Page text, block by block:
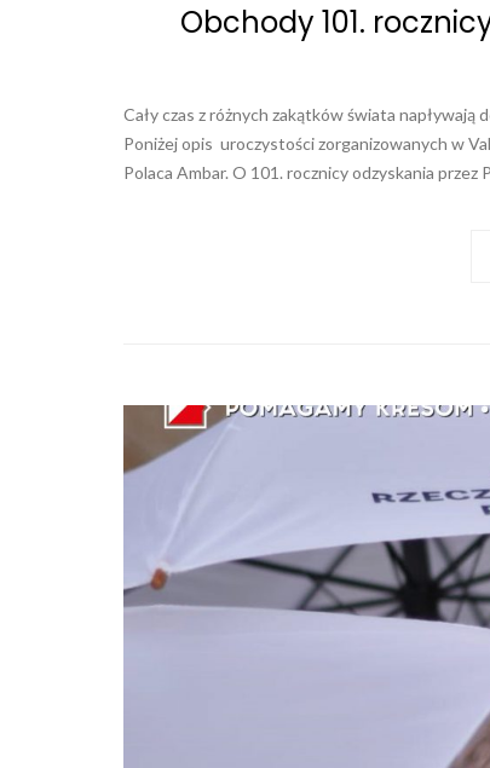
Obchody 101.
Cały czas z różnych zakątków świata
Poniżej opis uroczystości zorganizowanych w
Polaca Ambar. O 101. rocznicy odzyskania przez